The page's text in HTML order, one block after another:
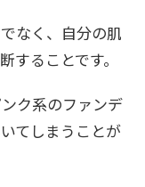
なく、自分の肌
ることです。
ク系のファンデ
てしまうことが